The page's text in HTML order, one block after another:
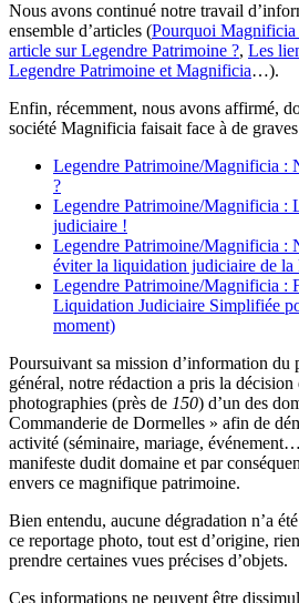
Nous avons continué notre travail
ensemble d’articles (Pourquoi Magnificia
article sur Legendre Patrimoine ?, Les
Legendre Patrimoine et Magnificia…).
Enfin, récemment, nous avons affirmé,
société Magnificia faisait face à de
Legendre Patrimoine/Magnificia :
?
Legendre Patrimoine/Magnificia :
judiciaire !
Legendre Patrimoine/Magnificia :
éviter la liquidation judiciaire de
Legendre Patrimoine/Magnificia :
Liquidation Judiciaire Simplifiée
moment)
Poursuivant sa mission d’information du
général, notre rédaction a pris la
photographies (près de 150) d’un des
Commanderie de Dormelles » afin de
activité (séminaire, mariage,
manifeste dudit domaine et par
envers ce magnifique patrimoine.
Bien entendu, aucune dégradation n’a
ce reportage photo, tout est d’origine,
prendre certaines vues précises d’objets.
Ces informations ne peuvent être